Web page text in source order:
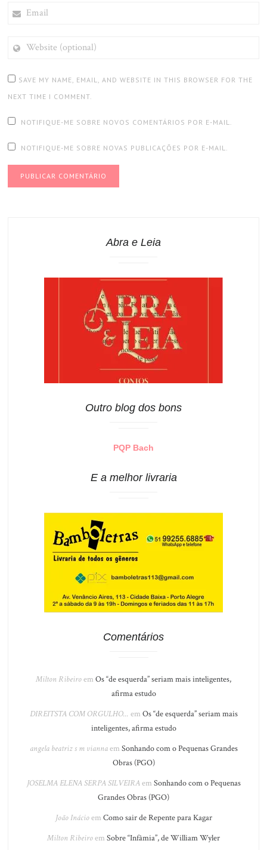
(OPTIONAL)
SAVE MY NAME, EMAIL, AND WEBSITE IN THIS BROWSER FOR THE
NEXT TIME I COMMENT.
NOTIFIQUE-ME SOBRE NOVOS COMENTÁRIOS POR E-MAIL.
NOTIFIQUE-ME SOBRE NOVAS PUBLICAÇÕES POR E-MAIL.
Abra e Leia
Outro blog dos bons
PQP Bach
E a melhor livraria
Comentários
Milton Ribeiroem Os “de esquerda” seriam mais inteligentes,
afirma estudo
DIREITSTA COM ORGULHO... em Os “de esquerda” seriam mais
inteligentes, afirma estudo
angela beatriz s m viannaem Sonhando com o Pequenas Grandes
Obras (PGO)
JOSELMA ELENA SERPA SILVEIRAem Sonhando com o Pequenas
Grandes Obras (PGO)
João Inácioem Como sair de Repente para Kagar
Milton Ribeiroem Sobre “Infâmia”, de William Wyler